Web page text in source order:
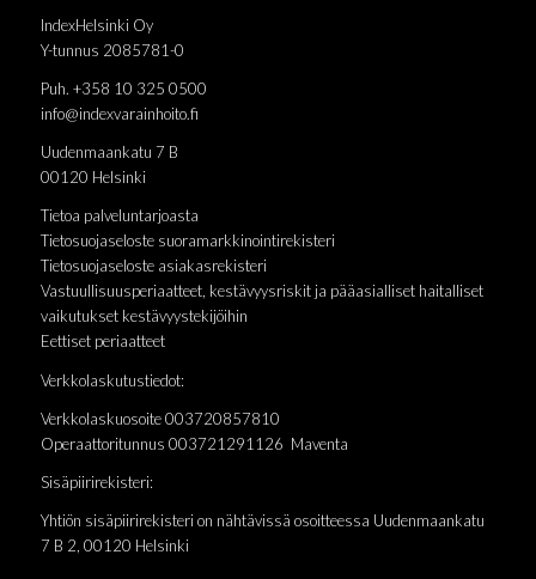
IndexHelsinki Oy
Y-tunnus 2085781-0
Puh. +358 10 325 0500
info@indexvarainhoito.fi
Uudenmaankatu 7 B
00120 Helsinki
Tietoa palveluntarjoasta
Tietosuojaseloste suoramarkkinointirekisteri
Tietosuojaseloste asiakasrekisteri
Vastuullisuusperiaatteet, kestävyysriskit ja pääasialliset haitalliset
vaikutukset kestävyystekijöihin
Eettiset periaatteet
Verkkolaskutustiedot:
Verkkolaskuosoite 003720857810
Operaattoritunnus 003721291126 Maventa
Sisäpiirirekisteri:
Yhtiön sisäpiirirekisteri on nähtävissä osoitteessa Uudenmaankatu
7 B 2, 00120 Helsinki